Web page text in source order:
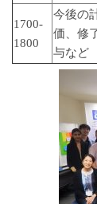
1700-
1800
今後の
価、修
与など